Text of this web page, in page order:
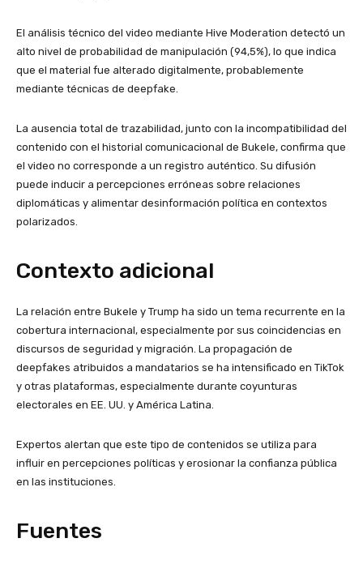
El análisis técnico del video mediante Hive Moderation detectó un
alto nivel de probabilidad de manipulación (94,5%), lo que indica
que el material fue alterado digitalmente, probablemente
mediante técnicas de deepfake.
La ausencia total de trazabilidad, junto con la incompatibilidad del
contenido con el historial comunicacional de Bukele, confirma que
el video no corresponde a un registro auténtico. Su difusión
puede inducir a percepciones erróneas sobre relaciones
diplomáticas y alimentar desinformación política en contextos
polarizados.
Contexto adicional
La relación entre Bukele y Trump ha sido un tema recurrente en la
cobertura internacional, especialmente por sus coincidencias en
discursos de seguridad y migración. La propagación de
deepfakes atribuidos a mandatarios se ha intensificado en TikTok
y otras plataformas, especialmente durante coyunturas
electorales en EE. UU. y América Latina.
Expertos alertan que este tipo de contenidos se utiliza para
influir en percepciones políticas y erosionar la confianza pública
en las instituciones.
Fuentes